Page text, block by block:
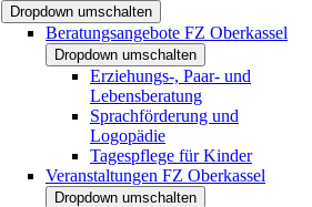
Dropdown umschalten
Beratungsangebote FZ Oberkassel
Dropdown umschalten
Erziehungs-, Paar- und
Lebensberatung
Sprachförderung und
Logopädie
Tagespflege für Kinder
Veranstaltungen FZ Oberkassel
Dropdown umschalten